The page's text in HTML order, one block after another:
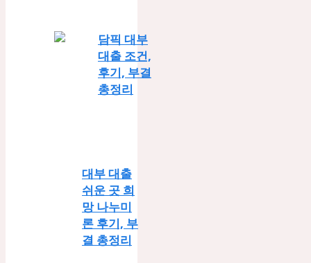
담픽 대부
대출 조건,
후기, 부결
총정리
대부 대출
쉬운 곳 희
망 나누미
론 후기, 부
결 총정리